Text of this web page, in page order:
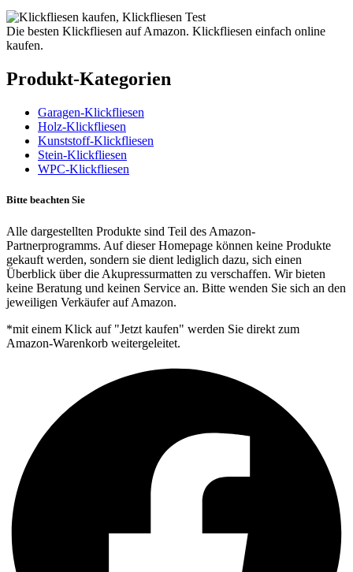
Die besten Klickfliesen auf Amazon. Klickfliesen einfach online
kaufen.
Produkt-Kategorien
Garagen-Klickfliesen
Holz-Klickfliesen
Kunststoff-Klickfliesen
Stein-Klickfliesen
WPC-Klickfliesen
Bitte beachten Sie
Alle dargestellten Produkte sind Teil des Amazon-
Partnerprogramms. Auf dieser Homepage können keine Produkte
gekauft werden, sondern sie dient lediglich dazu, sich einen
Überblick über die Akupressurmatten zu verschaffen. Wir bieten
keine Beratung und keinen Service an. Bitte wenden Sie sich an den
jeweiligen Verkäufer auf Amazon.
*mit einem Klick auf "Jetzt kaufen" werden Sie direkt zum
Amazon-Warenkorb weitergeleitet.